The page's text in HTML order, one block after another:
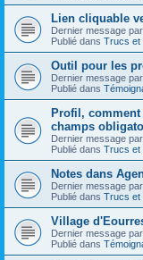
Lien cliquable
Dernier message par
Publié dans Trucs et
Outil pour les
Dernier message par
Publié dans
Profil, comment
champs
Dernier message par
Publié dans Trucs et
Notes dans
Dernier message par
Publié dans Trucs et
Village
Dernier message par
Publié dans